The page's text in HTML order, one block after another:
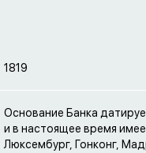
1819
Основание Банка
и в настоящее время
Люксембург, Гонконг,